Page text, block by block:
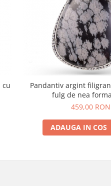
cu
Pandantiv argint
fulg de nea
459,00 RON
ADAUGA IN COS